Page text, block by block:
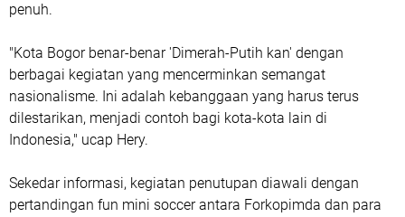
penuh.
"Kota Bogor benar-benar 'Dimerah-Putih kan' dengan
berbagai kegiatan yang mencerminkan semangat
nasionalisme. Ini adalah kebanggaan yang harus terus
dilestarikan, menjadi contoh bagi kota-kota lain di
Indonesia," ucap Hery.
Sekedar informasi, kegiatan penutupan diawali dengan
pertandingan fun mini soccer antara Forkopimda dan para